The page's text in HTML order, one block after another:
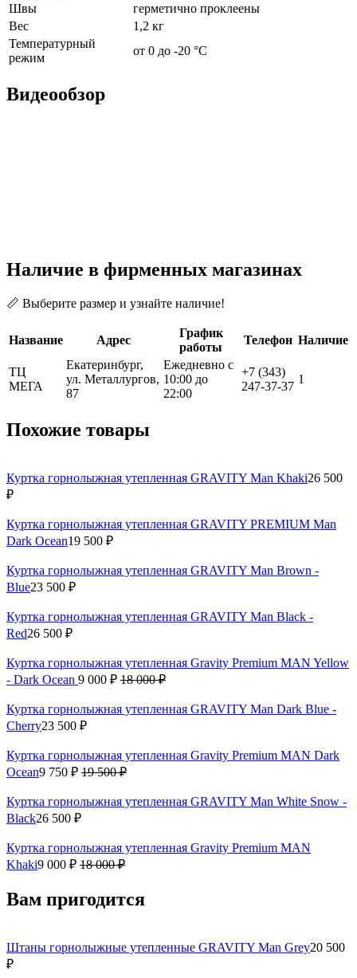
Швы
герметично проклеены
Вес
1,2 кг
Температурный
режим
от 0 до -20 °С
Видеообзор
Наличие в фирменных магазинах
📏 Выберите размер и узнайте наличие!
Название Адрес
График
работы
Телефон Наличие
ТЦ
МЕГА
Екатеринбург,
ул. Металлургов,
87
Ежедневно с
10:00 до
22:00
+7 (343)
247-37-37
1
Похожие товары
Куртка горнолыжная утепленная GRAVITY Man Khaki26 500
₽
Куртка горнолыжная утепленная GRAVITY PREMIUM Man
Dark Ocean19 500 ₽
Куртка горнолыжная утепленная GRAVITY Man Brown -
Blue23 500 ₽
Куртка горнолыжная утепленная GRAVITY Man Black -
Red26 500 ₽
Куртка горнолыжная утепленная Gravity Premium MAN Yellow
- Dark Ocean 9 000 ₽ 18 000 ₽
Куртка горнолыжная утепленная GRAVITY Man Dark Blue -
Сherry23 500 ₽
Куртка горнолыжная утепленная Gravity Premium MAN Dark
Ocean9 750 ₽ 19 500 ₽
Куртка горнолыжная утепленная GRAVITY Man White Snow -
Black26 500 ₽
Куртка горнолыжная утепленная Gravity Premium MAN
Khaki9 000 ₽ 18 000 ₽
Вам пригодится
Штаны горнолыжные утепленные GRAVITY Man Grey20 500
₽